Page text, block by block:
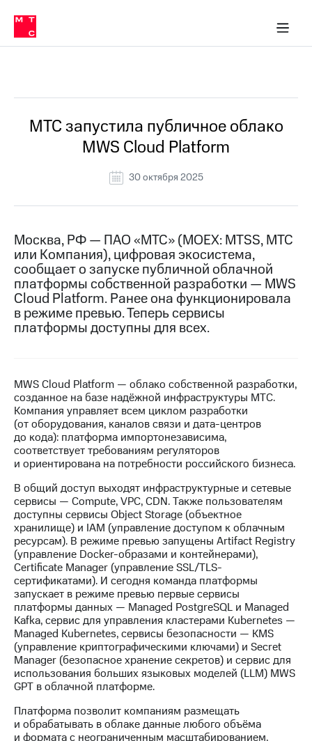
Медиа-центр
и акционерам
Устойчивое развитие
Комплаенс и деловая этика
компании
Карьера
История
компании
Руководство
Контакты
Медиа-центр
Пресс-
релизы
МТС
Интервью
Финансовая
отчетность
Контакты
Новости
в
регионе
и акционерам
Корпоративное
управление
Корпоративный
секретарь
Раскрытие
информации
Информация
акционерам
Документы
ПАО
"МТС"
Собрания
акционеров
в МТС
Пресс-
релизы
о технологиях
МТС запустила публичное облако
MWS Cloud Platform
30 октября 2025
Москва, РФ — ПАО «МТС» (MOEX: MTSS, МТС
или Компания), цифровая экосистема,
сообщает о запуске публичной облачной
платформы собственной разработки — MWS
Cloud Platform. Ранее она функционировала
в режиме превью. Теперь сервисы
платформы доступны для всех.
MWS Cloud Platform — облако собственной разработки,
созданное на базе надёжной инфраструктуры МТС.
Компания управляет всем циклом разработки
(от оборудования, каналов связи и дата-центров
до кода): платформа импортонезависима,
соответствует требованиям регуляторов
и ориентирована на потребности российского бизнеса.
В общий доступ выходят инфраструктурные и сетевые
сервисы — Compute, VPC, CDN. Также пользователям
доступны сервисы Object Storage (объектное
хранилище) и IAM (управление доступом к облачным
ресурсам). В режиме превью запущены Artifact Registry
(управление Docker-образами и контейнерами),
Certificate Manager (управление SSL/TLS-
сертификатами). И сегодня команда платформы
запускает в режиме превью первые сервисы
платформы данных — Managed PostgreSQL и Managed
Kafka, сервис для управления кластерами Kubernetes —
Managed Kubernetes, сервисы безопасности — KMS
(управление криптографическими ключами) и Secret
Manager (безопасное хранение секретов) и сервис для
использования больших языковых моделей (LLM) MWS
GPT в облачной платформе.
Платформа позволит компаниям размещать
и обрабатывать в облаке данные любого объёма
и формата с неограниченным масштабированием,